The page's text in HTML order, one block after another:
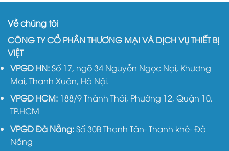
Về chúng tôi
CÔNG TY CỔ PHẦN THƯƠNG MẠI VÀ DỊCH VỤ THIẾT BỊ
VIỆT
VPGD HN:Số 17, ngõ 34 Nguyễn Ngọc Nại, Khương
Mai, Thanh Xuân, Hà Nội.
VPGD HCM: 188/9 Thành Thái, Phường 12, Quận 10,
TP.HCM
VPGD Đà Nẵng:Số 30B Thanh Tân- Thanh khê- Đà
Nẵng